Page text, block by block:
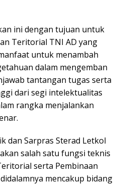
ini dengan tujuan untuk
Teritorial TNI AD yang
untuk menambah
dalam mengemban
tantangan tugas serta
dari segi intelektualitas
rangka menjalankan
dan Sarpras Sterad Letkol
salah satu fungsi teknis
serta Pembinaan
mencakup bidang